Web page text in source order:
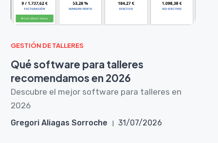
GESTIÓN DE TALLERES
Qué software para talleres
recomendamos en 2026
Descubre el mejor software para talleres en
2026
Gregori Aliagas Sorroche 31/07/2026